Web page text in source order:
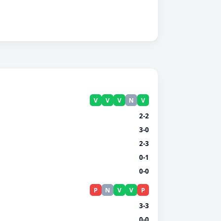
V V V N V
2-2
3-0
2-3
0-1
0-0
P N V V P
3-3